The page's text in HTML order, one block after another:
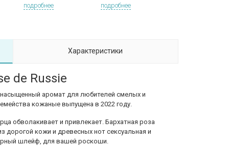
подробнее
подробнее
Характеристики
de Russie
аромат для любителей смелых и
кожаные выпущена в 2022 году.
обволакивает и привлекает. Бархатная роза
дорогой кожи и древесных нот сексуальная и
шлейф, для вашей роскоши.